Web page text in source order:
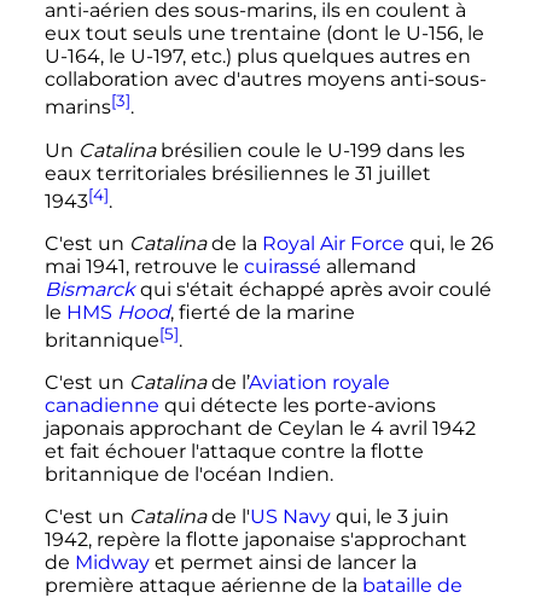
anti-aérien des sous-marins, ils en coulent à
eux tout seuls une trentaine (dont le U-156, le
U-164, le U-197, etc.) plus quelques autres en
collaboration avec d'autres moyens anti-sous-
marins[3].
Un Catalinabrésilien coule le U-199 dans les
eaux territoriales brésiliennes le 31 juillet
1943[4].
C'est un Catalinade la Royal Air Force qui, le 26
mai 1941, retrouve le cuirassé allemand
Bismarckqui s'était échappé après avoir coulé
le HMS Hood, fierté de la marine
britannique[5].
C'est un Catalinade l’Aviation royale
canadienne qui détecte les porte-avions
japonais approchant de Ceylan le 4 avril 1942
et fait échouer l'attaque contre la flotte
britannique de l'océan Indien.
C'est un Catalinade l'US Navyqui, le 3 juin
1942, repère la flotte japonaise s'approchant
de Midwayet permet ainsi de lancer la
première attaque aérienne de la bataille de